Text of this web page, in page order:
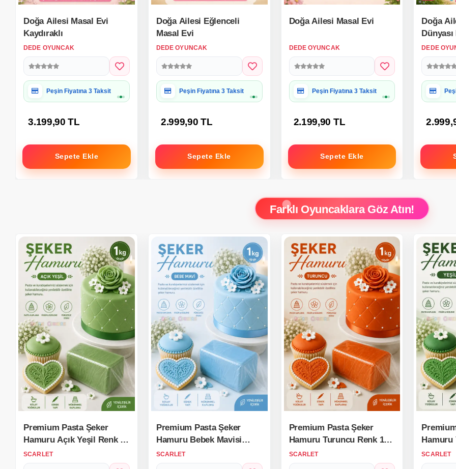
Doğa Ailesi Masal Evi
Kaydıraklı
DEDE OYUNCAK
Hediye Paketine Uygun
3.199,90 TL
Sepete Ekle
Doğa Ailesi Eğlenceli
Masal Evi
DEDE OYUNCAK
Hediye Paketine Uygun
2.999,90 TL
Sepete Ekle
Doğa Ailesi Masal Evi
DEDE OYUNCAK
Hediye Paketine Uygun
2.199,90 TL
Sepete Ekle
Doğa
Dünyası
Oyuncak
Evi
DEDE
Farklı Oyuncaklara Göz Atın!
Premium Pasta Şeker
Hamuru Açık Yeşil Renk 1
Kg.
SCARLET
Premium Pasta Şeker
Hamuru Bebek Mavisi
Renk 1 Kg.
SCARLET
Premium Pasta Şeker
Hamuru Turuncu Renk 1
Kg.
SCARLET
Hamuru
SCARLET